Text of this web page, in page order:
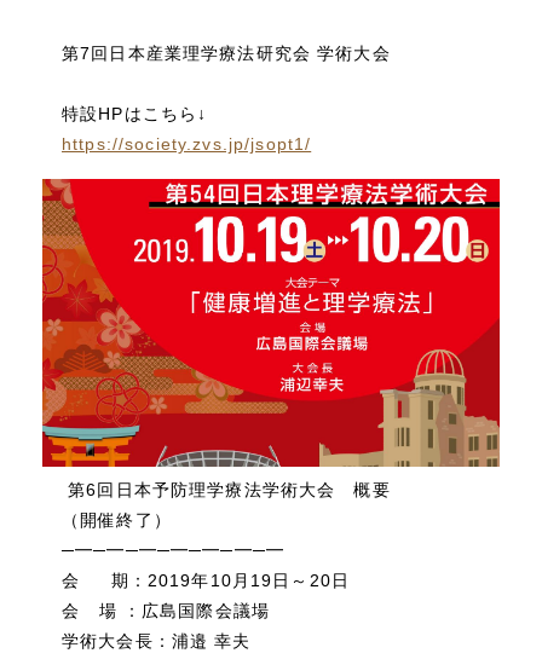
第7回日本産業理学療法研究会 学術大会
特設HPはこちら↓
https://society.zvs.jp/jsopt1/
第6回日本予防理学療法学術大会 概要
（開催終了）
─━─━─━─━─━─━─━
会 期：2019年10月19日～20日
会 場 ：広島国際会議場
学術大会長：浦邉 幸夫